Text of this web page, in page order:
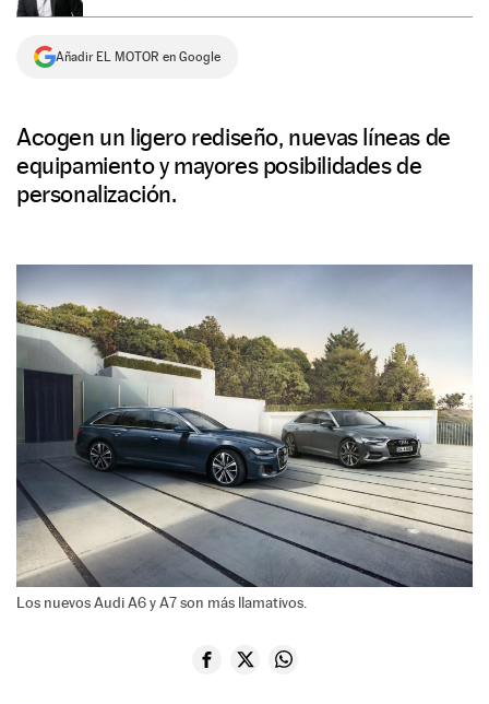
Añadir EL MOTOR en Google
Acogen un ligero rediseño, nuevas líneas de
equipamiento y mayores posibilidades de
personalización.
Los nuevos Audi A6 y A7 son más llamativos.